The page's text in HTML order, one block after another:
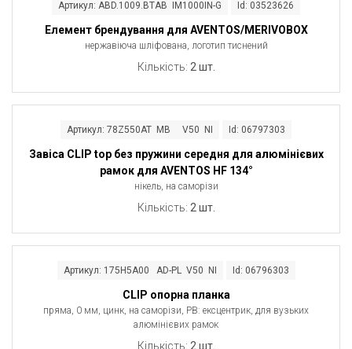
Артикул: ABD.1009.BTAB IM1000IN-G Id: 03523626
Елемент брендування для AVENTOS/MERIVOBOX
нержавіюча шліфована, логотип тиснений
Кількість: 2 шт.
Артикул: 78Z550AT MB V50 NI Id: 06797303
Завіса CLIP top без пружини середня для алюмінієвих
рамок для AVENTOS HF 134°
нікель, на саморізи
Кількість: 2 шт.
Артикул: 175H5A00 AD-PL V50 NI Id: 06796303
CLIP опорна планка
пряма, 0 мм, цинк, на саморізи, РВ: ексцентрик, для вузьких
алюмінієвих рамок
Кількість: 2 шт.